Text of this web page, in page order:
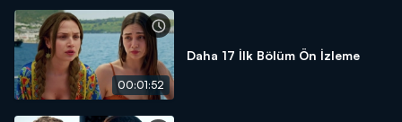
00:01:52
Daha 17 İlk Bölüm Ön İzleme